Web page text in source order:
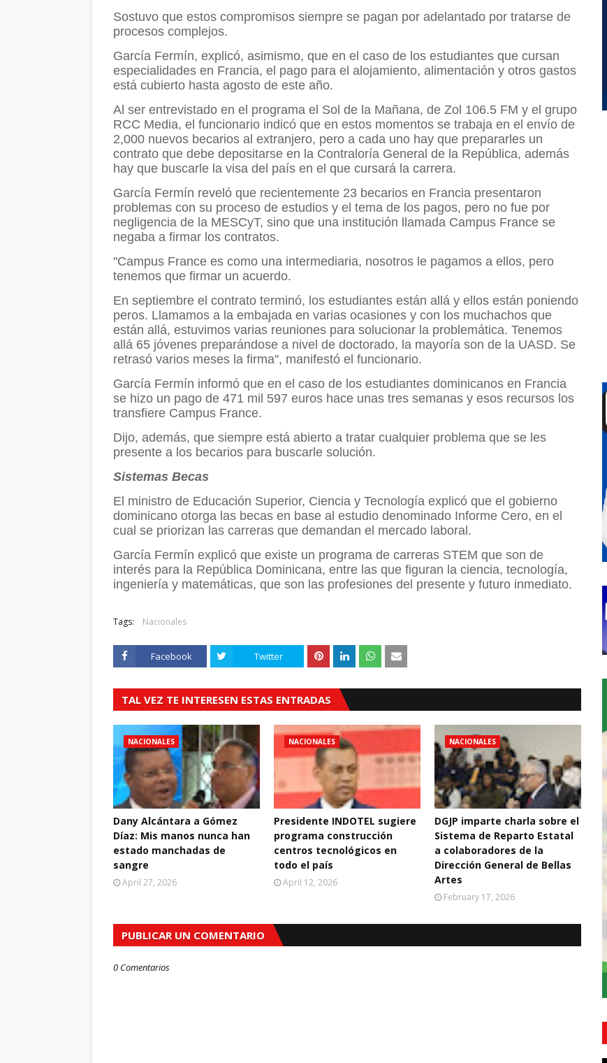
Sostuvo que estos compromisos siempre se pagan por adelantado por tratarse de
procesos complejos.
García Fermín, explicó, asimismo, que en el caso de los estudiantes que cursan
especialidades en Francia, el pago para el alojamiento, alimentación y otros gastos
está cubierto hasta agosto de este año.
Al ser entrevistado en el programa el Sol de la Mañana, de Zol 106.5 FM y el grupo
RCC Media, el funcionario indicó que en estos momentos se trabaja en el envío de
2,000 nuevos becarios al extranjero, pero a cada uno hay que prepararles un
contrato que debe depositarse en la Contraloría General de la República, además
hay que buscarle la visa del país en el que cursará la carrera.
García Fermín reveló que recientemente 23 becarios en Francia presentaron
problemas con su proceso de estudios y el tema de los pagos, pero no fue por
negligencia de la MESCyT, sino que una institución llamada Campus France se
negaba a firmar los contratos.
"Campus France es como una intermediaria, nosotros le pagamos a ellos, pero
tenemos que firmar un acuerdo.
En septiembre el contrato terminó, los estudiantes están allá y ellos están poniendo
peros. Llamamos a la embajada en varias ocasiones y con los muchachos que
están allá, estuvimos varias reuniones para solucionar la problemática. Tenemos
allá 65 jóvenes preparándose a nivel de doctorado, la mayoría son de la UASD. Se
retrasó varios meses la firma", manifestó el funcionario.
García Fermín informó que en el caso de los estudiantes dominicanos en Francia
se hizo un pago de 471 mil 597 euros hace unas tres semanas y esos recursos los
transfiere Campus France.
Dijo, además, que siempre está abierto a tratar cualquier problema que se les
presente a los becarios para buscarle solución.
Sistemas Becas
El ministro de Educación Superior, Ciencia y Tecnología explicó que el gobierno
dominicano otorga las becas en base al estudio denominado Informe Cero, en el
cual se priorizan las carreras que demandan el mercado laboral.
García Fermín explicó que existe un programa de carreras STEM que son de
interés para la República Dominicana, entre las que figuran la ciencia, tecnología,
ingeniería y matemáticas, que son las profesiones del presente y futuro inmediato.
Tags: Nacionales
Facebook Twitter
TAL VEZ TE INTERESEN ESTAS ENTRADAS
NACIONALES
Dany Alcántara a Gómez
Díaz: Mis manos nunca han
estado manchadas de
sangre
April 27, 2026
NACIONALES
Presidente INDOTEL sugiere
programa construcción
centros tecnológicos en
todo el país
April 12, 2026
NACIONALES
DGJP imparte charla sobre el
Sistema de Reparto Estatal
a colaboradores de la
Dirección General de Bellas
Artes
February 17, 2026
PUBLICAR UN COMENTARIO
0 Comentarios